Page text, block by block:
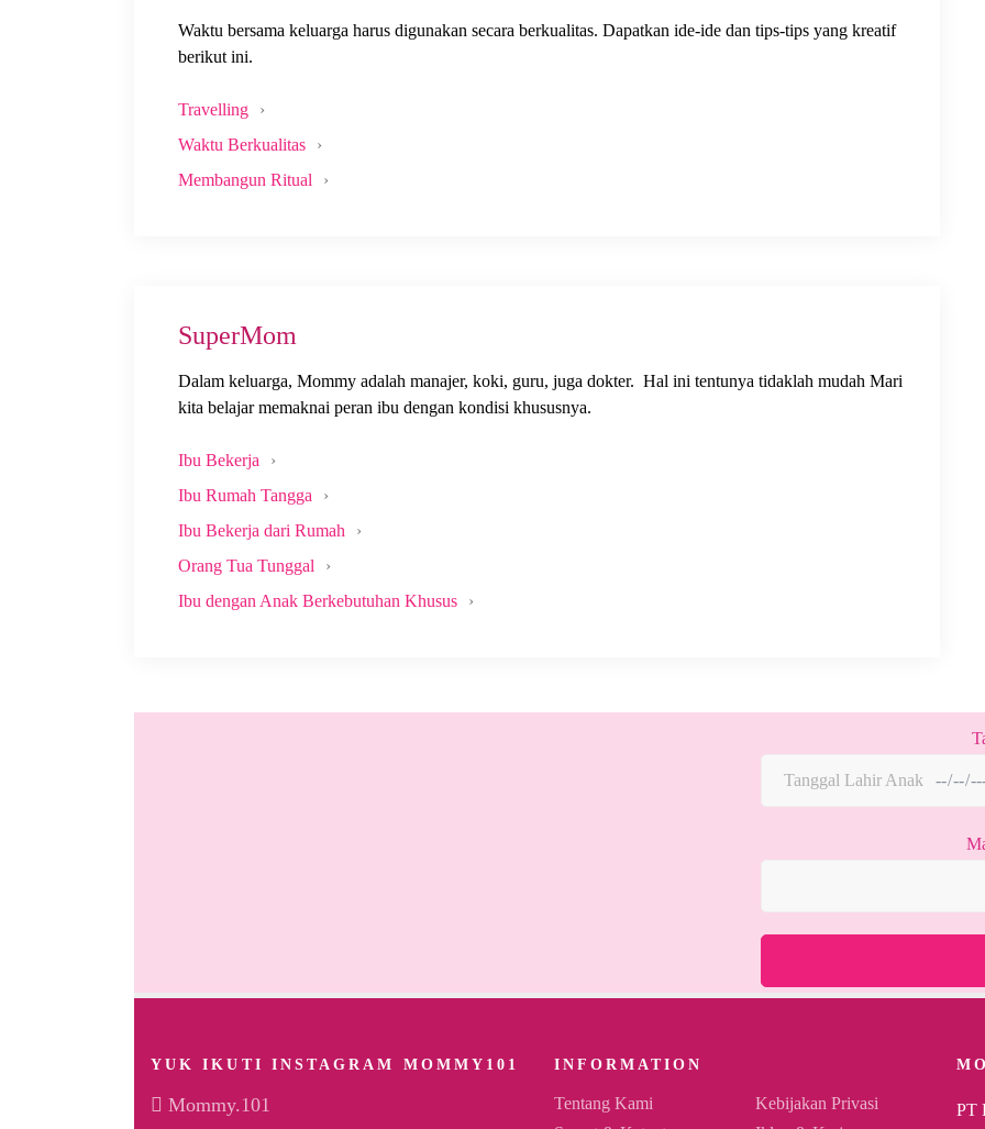
Waktu bersama keluarga harus digunakan secara berkualitas. Dapatkan ide-ide dan tips-tips yang kreatif
berikut ini.
Travelling
Waktu Berkualitas
Membangun Ritual
SuperMom
Dalam keluarga, Mommy adalah manajer, koki, guru, juga dokter. Hal ini tentunya tidaklah mudah Mari
kita belajar memaknai peran ibu dengan kondisi khususnya.
Ibu Bekerja
Ibu Rumah Tangga
Ibu Bekerja dari Rumah
Orang Tua Tunggal
Ibu dengan Anak Berkebutuhan Khusus
YUK IKUTI INSTAGRAM MOMMY101
Mommy.101
INFORMATION
Tentang Kami
Kebijakan Privasi
PT